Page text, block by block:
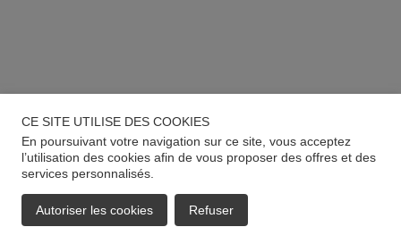
CE SITE UTILISE DES COOKIES
En poursuivant votre navigation sur ce site, vous acceptez
l’utilisation des cookies afin de vous proposer des offres et des
services personnalisés.
Autoriser les cookies Refuser